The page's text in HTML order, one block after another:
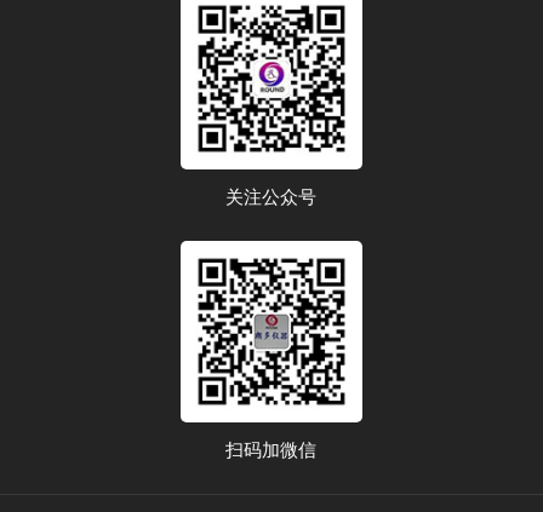
关注公众号
扫码加微信